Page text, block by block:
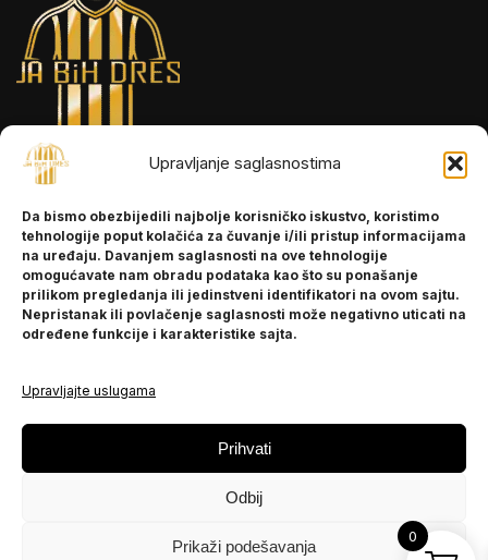
Upravljanje saglasnostima
Da bismo obezbijedili najbolje korisničko iskustvo, koristimo
tehnologije poput kolačića za čuvanje i/ili pristup informacijama
na uređaju. Davanjem saglasnosti na ove tehnologije
omogućavate nam obradu podataka kao što su ponašanje
prilikom pregledanja ili jedinstveni identifikatori na ovom sajtu.
Nepristanak ili povlačenje saglasnosti može negativno uticati na
određene funkcije i karakteristike sajta.
Upravljajte uslugama
Prihvati
Odbij
Prikaži podešavanja
INFORMACIJE
O nama
Kontakt
POMOĆ
Politika privatnosti
PRATITE NAS
Instagram
0